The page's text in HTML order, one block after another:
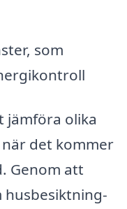
som
jämföra olika
det kommer
Genom att